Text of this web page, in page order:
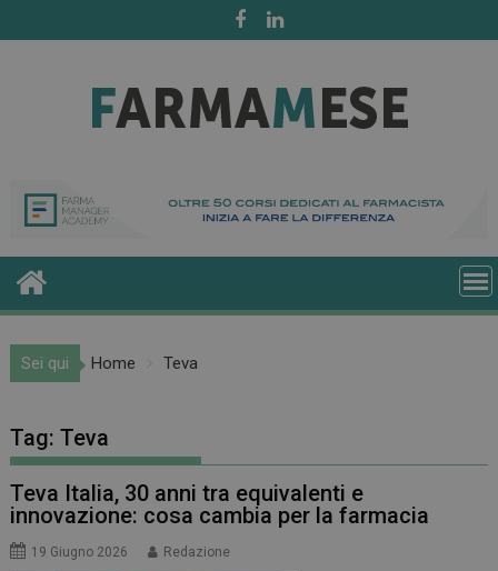
to
Sei qui Home Teva
Tag:Teva
Teva Italia, 30 anni tra equivalenti e
innovazione: cosa cambia per la farmacia
19 Giugno 2026 Redazione